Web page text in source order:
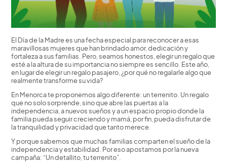
El Día de la Madre es una fecha especial para reconocer a esas
maravillosas mujeres que han brindado amor, dedicación y
fortaleza a sus familias. Pero, seamos honestos, elegir un regalo que
esté a la altura de su importancia no siempre es sencillo. Este año,
en lugar de elegir un regalo pasajero, ¿por qué no regalarle algo que
realmente transforme su vida?
En Menorca te proponemos algo diferente: un terrenito. Un regalo
que no solo sorprende, sino que abre las puertas a la
independencia, a nuevos sueños y a un espacio propio donde la
familia pueda seguir creciendo y mamá, por fin, pueda disfrutar de
la tranquilidad y privacidad que tanto merece.
Y porque sabemos que muchas familias comparten el sueño de la
independencia y estabilidad. Por eso apostamos por la nueva
campaña: “Un detallito, tu terrenito”.